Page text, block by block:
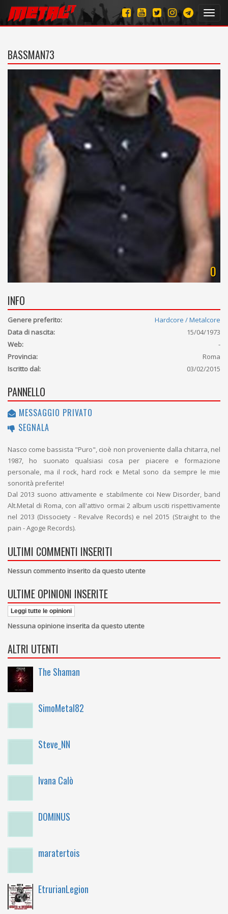
BASSMAN73
0
INFO
Genere preferito:
Hardcore / Metalcore
Data di nascita:
15/04/1973
Web:
-
Provincia:
Roma
Iscritto dal:
03/02/2015
PANNELLO
MESSAGGIO PRIVATO
SEGNALA
Nasco come bassista "Puro", cioè non proveniente dalla chitarra, nel
1987, ho suonato qualsiasi cosa per piacere e formazione
personale, ma il rock, hard rock e Metal sono da sempre le mie
sonorità preferite!
Dal 2013 suono attivamente e stabilmente coi New Disorder, band
Alt.Metal di Roma, con all'attivo ormai 2 album usciti rispettivamente
nel 2013 (Dissociety - Revalve Records) e nel 2015 (Straight to the
pain - Agoge Records).
ULTIMI COMMENTI INSERITI
Nessun commento inserito da questo utente
ULTIME OPINIONI INSERITE
Leggi tutte le opinioni
Nessuna opinione inserita da questo utente
ALTRI UTENTI
The Shaman
SimoMetal82
Steve_NN
Ivana Calò
DOMINUS
maratertois
EtrurianLegion